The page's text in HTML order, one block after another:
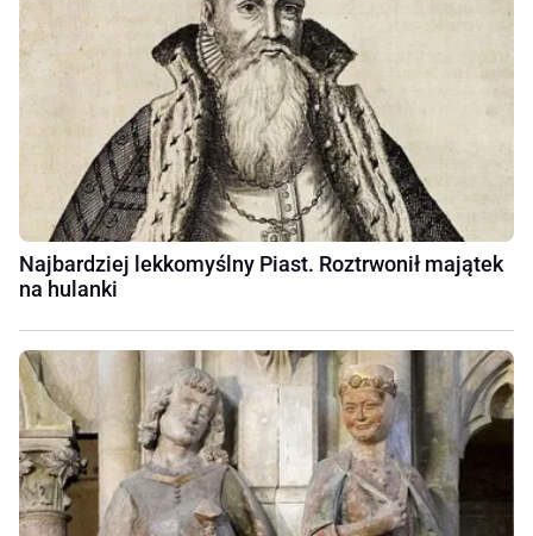
Najbardziej lekkomyślny Piast. Roztrwonił majątek
na hulanki